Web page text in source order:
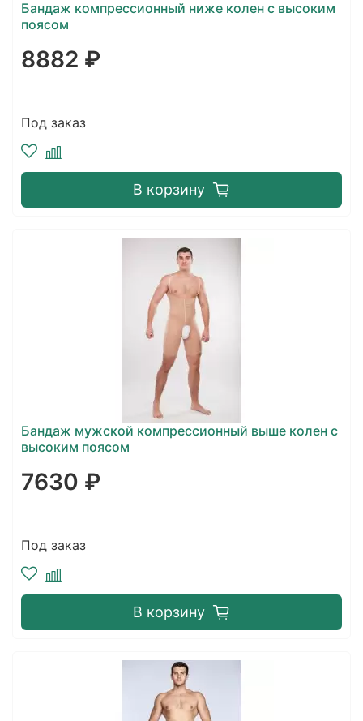
Бандаж компрессионный ниже колен с высоким
поясом
8882 ₽
Под заказ
В корзину
Бандаж мужской компрессионный выше колен с
высоким поясом
7630 ₽
Под заказ
В корзину